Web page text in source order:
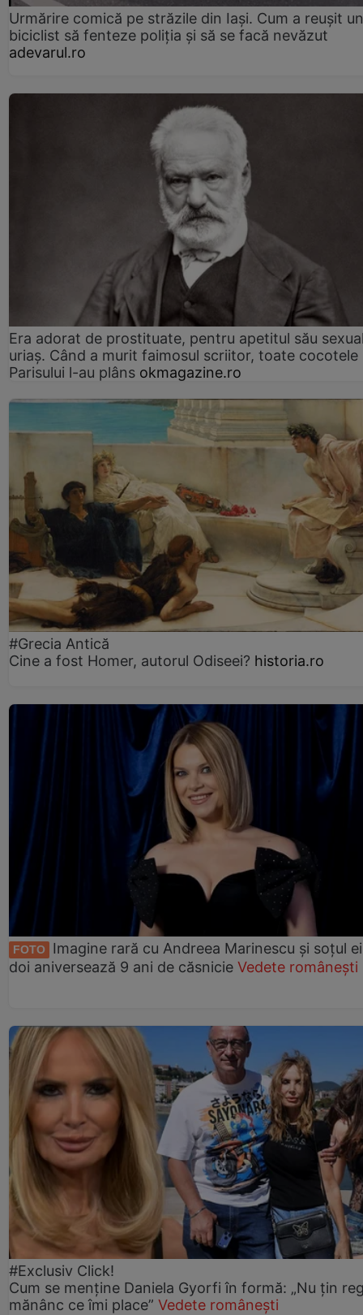
Urmărire comică pe străzile din Iași. Cum a reușit un
biciclist să fenteze poliția și să se facă nevăzut
adevarul.ro
Era adorat de prostituate, pentru apetitul său
uriaș. Când a murit faimosul scriitor, toate cocotele
Parisului l-au plâns okmagazine.ro
#Grecia Antică
Cine a fost Homer, autorul Odiseei? historia.ro
FOTO
Imagine rară cu Andreea Marinescu și soțul
doi aniversează 9 ani de căsnicie Vedete românești
#Exclusiv Click!
Cum se menține Daniela Gyorfi în formă: „Nu țin
mănânc ce îmi place” Vedete românești